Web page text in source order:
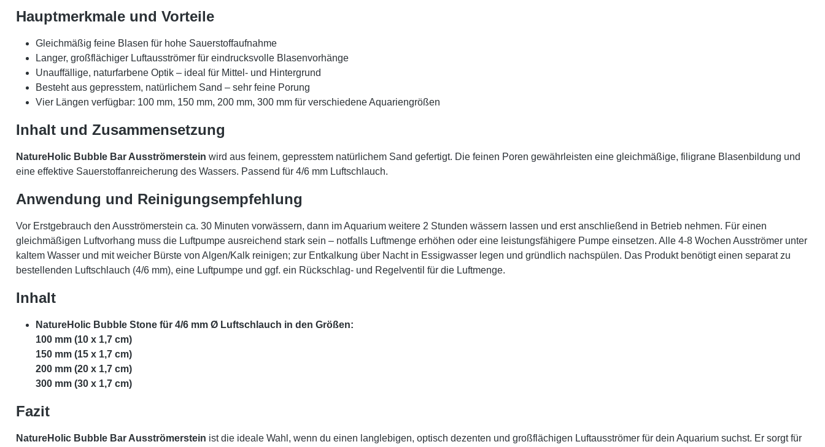
Hauptmerkmale und Vorteile
Gleichmäßig feine Blasen für hohe Sauerstoffaufnahme
Langer, großflächiger Luftausströmer für eindrucksvolle Blasenvorhänge
Unauffällige, naturfarbene Optik – ideal für Mittel- und Hintergrund
Besteht aus gepresstem, natürlichem Sand – sehr feine Porung
Vier Längen verfügbar: 100 mm, 150 mm, 200 mm, 300 mm für verschiedene Aquariengrößen
Inhalt und Zusammensetzung
NatureHolic Bubble Bar Ausströmerstein wird aus feinem, gepresstem natürlichem Sand gefertigt. Die feinen Poren gewährleisten eine gleichmäßige, filigrane Blasenbildung und
eine effektive Sauerstoffanreicherung des Wassers. Passend für 4/6 mm Luftschlauch.
Anwendung und Reinigungsempfehlung
Vor Erstgebrauch den Ausströmerstein ca. 30 Minuten vorwässern, dann im Aquarium weitere 2 Stunden wässern lassen und erst anschließend in Betrieb nehmen. Für einen
gleichmäßigen Luftvorhang muss die Luftpumpe ausreichend stark sein – notfalls Luftmenge erhöhen oder eine leistungsfähigere Pumpe einsetzen. Alle 4-8 Wochen Ausströmer unter
kaltem Wasser und mit weicher Bürste von Algen/Kalk reinigen; zur Entkalkung über Nacht in Essigwasser legen und gründlich nachspülen. Das Produkt benötigt einen separat zu
bestellenden Luftschlauch (4/6 mm), eine Luftpumpe und ggf. ein Rückschlag- und Regelventil für die Luftmenge.
Inhalt
NatureHolic Bubble Stone für 4/6 mm Ø Luftschlauch in den Größen:
100 mm (10 x 1,7 cm)
150 mm (15 x 1,7 cm)
200 mm (20 x 1,7 cm)
300 mm (30 x 1,7 cm)
Fazit
NatureHolic Bubble Bar Ausströmerstein ist die ideale Wahl, wenn du einen langlebigen, optisch dezenten und großflächigen Luftausströmer für dein Aquarium suchst. Er sorgt für